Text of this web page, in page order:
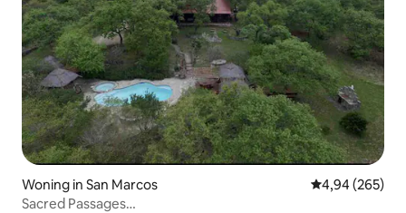
Woning in San Marcos Gemiddelde
4,94 (265)
Sacred Passages